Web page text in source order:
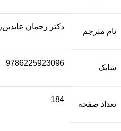
نام مترجم
دکتر رحمان
شابک
9786225923096
تعداد صفحه
184